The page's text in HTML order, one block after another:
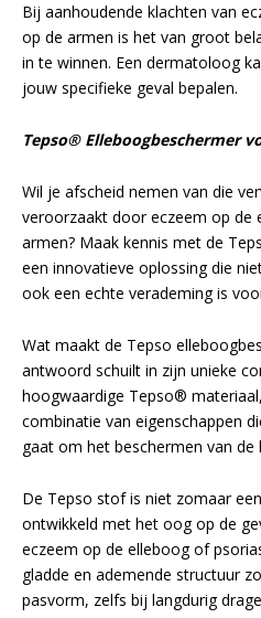
Bij aanhoudende klachten van
op de armen is het van groot
in te winnen. Een dermatoloog
jouw specifieke geval bepalen.
Tepso® Elleboogbeschermer
Wil je afscheid nemen van die
veroorzaakt door eczeem op de
armen? Maak kennis met de
een innovatieve oplossing die
ook een echte verademing is
Wat maakt de Tepso
antwoord schuilt in zijn unieke
hoogwaardige Tepso®
combinatie van eigenschappen
gaat om het beschermen van
De Tepso stof is niet zomaar
ontwikkeld met het oog op de
eczeem op de elleboog of
gladde en ademende structuur
pasvorm, zelfs bij langdurig